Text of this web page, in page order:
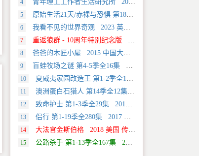
4 青年理工工作者生活研究所 2022 中国大陆 社会生活类纪录片
5 原始生活21天/赤裸与恐惧 第18季全12集 2025 美国 Discovery 真人秀&舞台类纪录片
6 我看不见的世界奇观 2023 英国 旅行类纪录片
7 重返狼群 - 10周年特别纪念版 2021 中国大陆 自然类纪录片
8 爸爸的木匠小屋 2015 中国大陆 社会生活类纪录片
9 盲蛙牧场之谜 第4-5季全16集 2025 美国 Discovery 探索类纪录片
10 夏威夷家园改造王 第1-2季全18集 2024 美国 HGTV 真人秀&舞台类纪录片
11 澳洲蛋白石猎人 第14季全12集 2025 美国 Discovery 真人秀&舞台类纪录片
12 致命护士 第1-3季全29集 2016 英国 传记类纪录片
13 侣行 第1-19季全280集 2017 中国大陆 旅行类纪录片
14 大法官金斯伯格 2018 美国 传记类纪录片
15 公路杀手 第1-13季全167集 2012 美国 真人秀&舞台类纪录片